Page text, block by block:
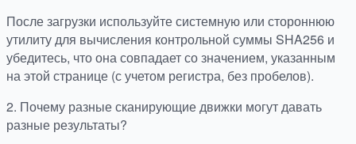
После загрузки используйте системную или стороннюю
утилиту для вычисления контрольной суммы SHA256 и
убедитесь, что она совпадает со значением, указанным
на этой странице (с учетом регистра, без пробелов).
2. Почему разные сканирующие движки могут давать
разные результаты?